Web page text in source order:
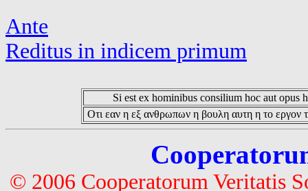
Ante
Reditus in indicem primum
Si est ex hominibus consilium hoc aut opus
Οτι εαν η εξ ανθρωπων η βουλη αυτη η το εργον
© 2006 Cooperatorum Veritatis